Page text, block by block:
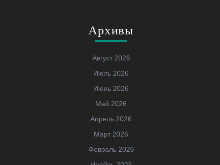
Архивы
Август 2026
Июль 2026
Июнь 2026
Май 2026
Апрель 2026
Март 2026
Февраль 2026